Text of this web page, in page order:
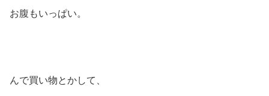
お腹もいっぱい。
んで買い物とかして、